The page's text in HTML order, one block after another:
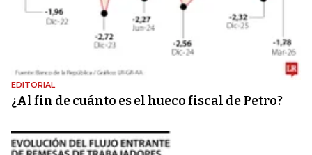
EDITORIAL
¿Al fin de cuánto es el hueco fiscal de Petro?